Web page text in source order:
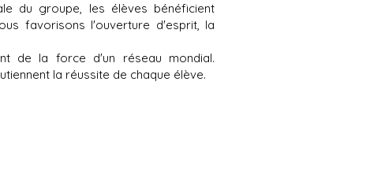
du groupe, les élèves bénéficient
favorisons l'ouverture d'esprit, la
de la force d'un réseau mondial.
la réussite de chaque élève.